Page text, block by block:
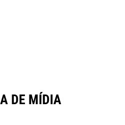
DE MÍDIA